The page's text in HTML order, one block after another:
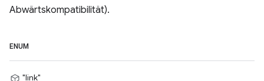
Abwärtskompatibilität).
ENUM
"link"